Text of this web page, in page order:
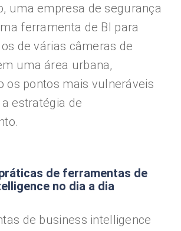
uma empresa de segurança
ferramenta de BI para
de várias câmeras de
uma área urbana,
os pontos mais vulneráveis
estratégia de
de ferramentas de
no dia a dia
de business intelligence